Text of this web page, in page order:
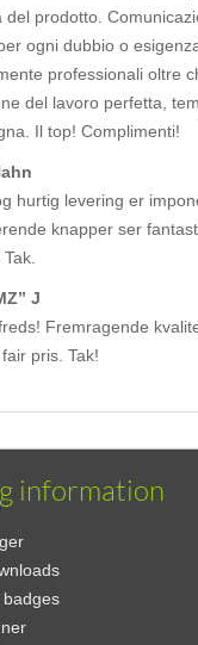
del prodotto.
ogni dubbio o
professionali oltre
del lavoro perfetta,
Il top! Complimenti!
hurtig levering er
knapper ser
J
Fremragende
pris. Tak!
information
badges